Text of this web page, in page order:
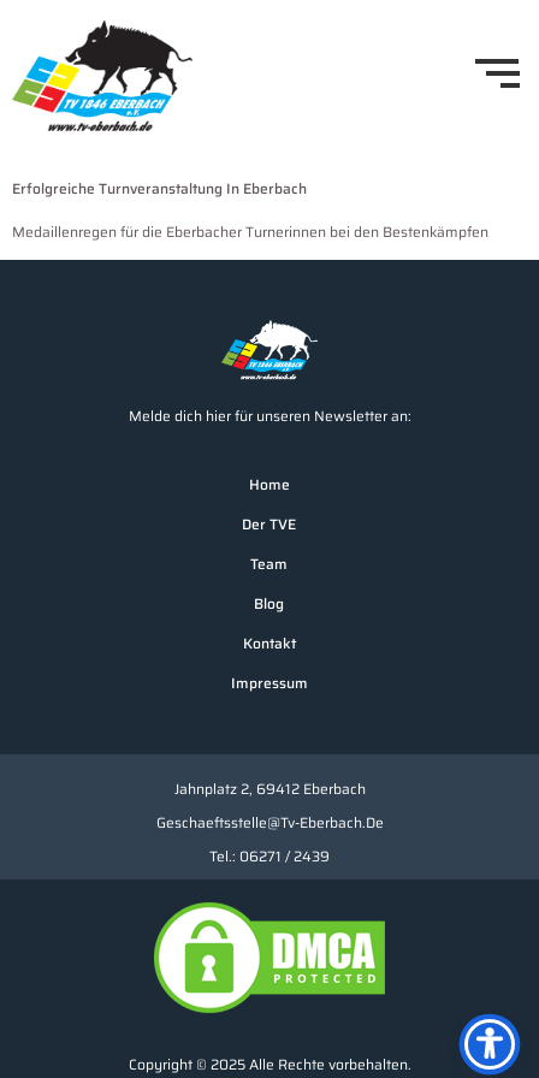
Erfolgreiche Turnveranstaltung In Eberbach
Medaillenregen für die Eberbacher Turnerinnen bei den Bestenkämpfen
Melde dich hier für unseren Newsletter an:
Home
Der TVE
Team
Blog
Kontakt
Impressum
Jahnplatz 2, 69412 Eberbach
Geschaeftsstelle@tv-Eberbach.de
Tel.: 06271 / 2439
Copyright © 2025 Alle Rechte vorbehalten.